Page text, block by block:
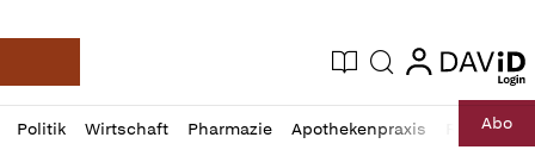
Deutsche Apotheker Zeitung
Aktuelle Ausgabe
Suche login
login
Politik Wirtschaft Pharmazie Apothekenpraxis RechtAbo
Profil
öffnen
Daz
Pur